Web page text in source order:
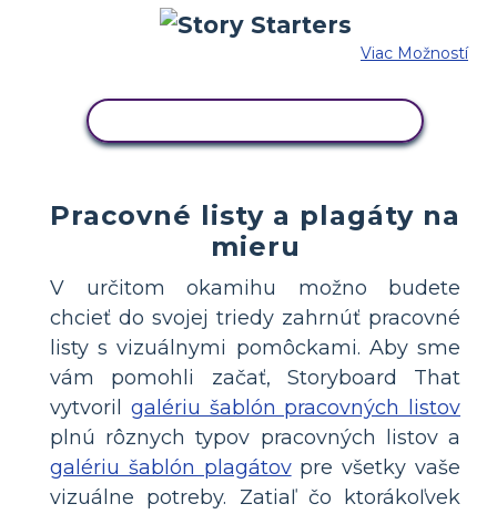
Viac Možností
Pracovné listy a plagáty na
mieru
V určitom okamihu možno budete
chcieť do svojej triedy zahrnúť pracovné
listy s vizuálnymi pomôckami. Aby sme
vám pomohli začať, Storyboard That
vytvoril galériu šablón pracovných listov
plnú rôznych typov pracovných listov a
galériu šablón plagátovpre všetky vaše
vizuálne potreby. Zatiaľ čo ktorákoľvek